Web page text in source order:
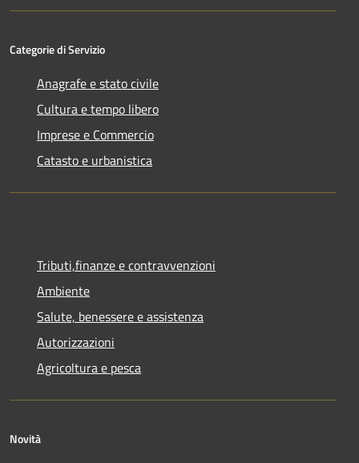
Categorie di Servizio
Anagrafe e stato civile
Cultura e tempo libero
Imprese e Commercio
Catasto e urbanistica
Tributi,finanze e contravvenzioni
Ambiente
Salute, benessere e assistenza
Autorizzazioni
Agricoltura e pesca
Novità